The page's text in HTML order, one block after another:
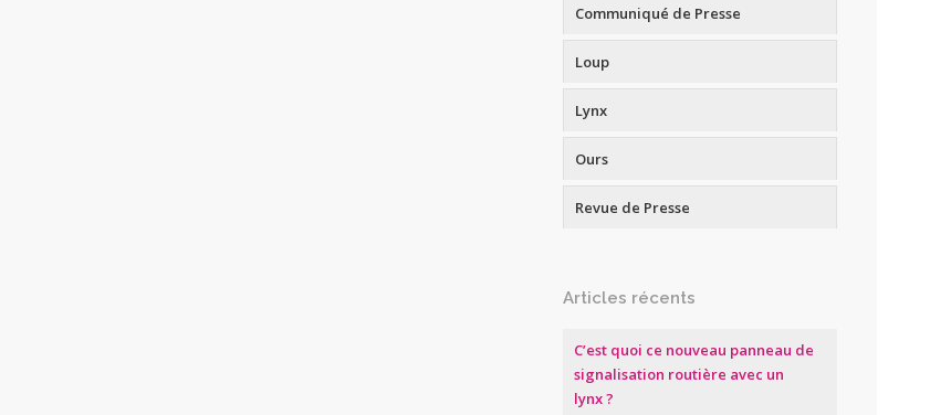
Communiqué de Presse
Loup
Lynx
Ours
Revue de Presse
Articles récents
C’est quoi ce nouveau panneau de
signalisation routière avec un
lynx ?